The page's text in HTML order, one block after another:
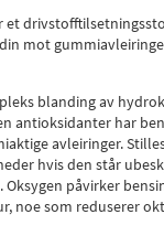
et
mot
blanding av
antioksidanter har
avleiringer.
hvis den står
Oksygen påvirker
noe som reduserer